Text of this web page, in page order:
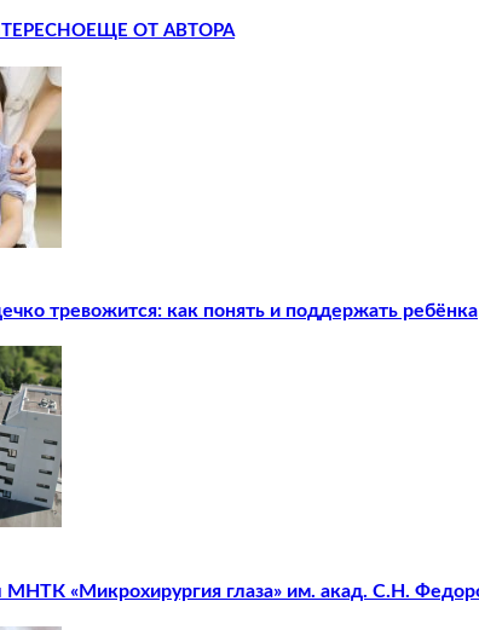
ЕЩЕ ОТ АВТОРА
тревожится: как понять и поддержать ребёнка
«Микрохирургия глаза» им. акад. С.Н.